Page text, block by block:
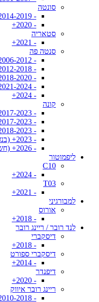
סונטה
- 2014-2019
- 2020+
סטאריה
- 2021+
סנטה פה
- 2006-2012
- 2012-2018
- 2018-2020
- 2021-2024
- 2024+
קונה
- 2017-2023 (בנזין)
- 2017-2023 (הייבריד)
- 2018-2023 (חשמלית)
- 2023+ (בנזין/הייבריד)
- 2026+ (חשמלית)
ליפמוטור
C10
- 2024+
T03
- 2021+
למבורגיני
אורוס
- 2018+
לנד רובר / ריינג רובר
דיסקברי
- 2018+
דיסקברי ספורט
- 2014+
דיפנדר
- 2020+
ריינג רובר איווק
- 2010-2018